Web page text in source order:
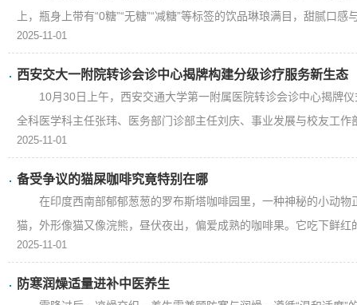
上，瓶身上带有“0糖”“无糖”“减糖”等标签的饮品琳琅满目，甜腻口感
2025-11-01
西安交大一附院转诊会诊中心揭牌构建分级诊疗服务新生态
10月30日上午，西安交通大学第一附属医院转诊会诊中心揭牌
全科医学科主任张玮、医务部门诊部主任刘庆、事业发展与校友工作
2025-11-01
备受争议的猫屎咖啡究竟特别在哪
在印度西南部郁郁葱葱的罗布斯塔咖啡园里，一种神秘的小动
猫，外形像猫又像浣熊，昼伏夜出，偏爱成熟的咖啡果。它吃下鲜
2025-11-01
防寒润燥适量进补中医养生